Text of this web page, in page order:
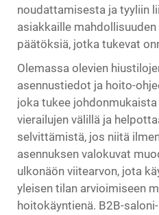
noudattamisesta ja tyyliin
asiakkaille
päätöksiä, jotka tukevat
Olemassa olevien
asennustiedot ja hoito-
joka tukee
vierailujen välillä ja
selvittämistä, jos niitä
asennuksen valokuvat
ulkonäön viitearvon, jota
yleisen tilan arvioimiseen
hoitokäyntienä. B2B-